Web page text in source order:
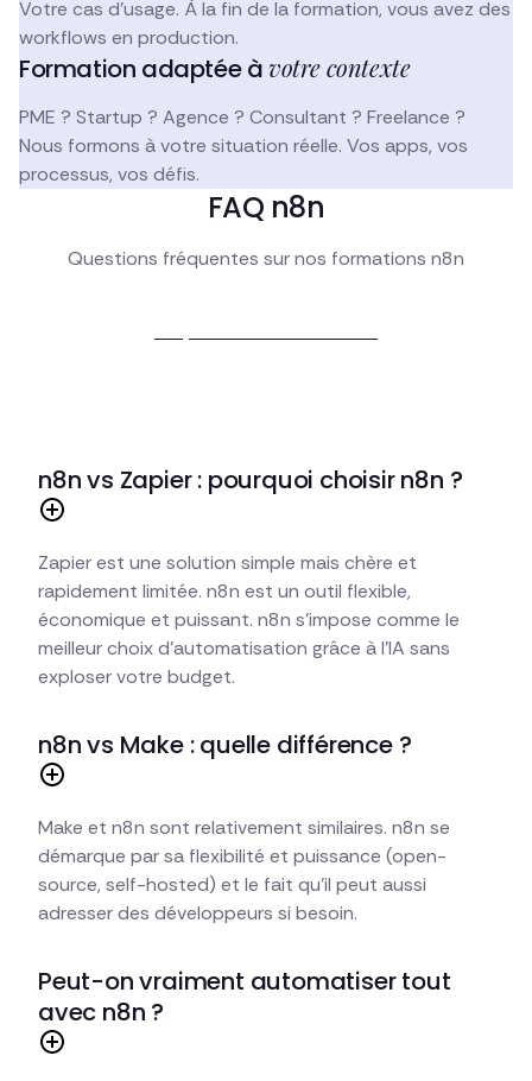
Votre cas d'usage. À la fin de la formation, vous avez des
workflows en production.
Formation adaptée àvotre contexte
PME ? Startup ? Agence ? Consultant ? Freelance ?
Nous formons à votre situation réelle. Vos apps, vos
processus, vos défis.
FAQ n8n
Questions fréquentes sur nos formations n8n
n8n vs Zapier : pourquoi choisir n8n ?
Zapier est une solution simple mais chère et
rapidement limitée. n8n est un outil flexible,
économique et puissant. n8n s'impose comme le
meilleur choix d'automatisation grâce à l'IA sans
exploser votre budget.
n8n vs Make : quelle différence ?
Make et n8n sont relativement similaires. n8n se
démarque par sa flexibilité et puissance (open-
source, self-hosted) et le fait qu'il peut aussi
adresser des développeurs si besoin.
Peut-on vraiment automatiser tout
avec n8n ?